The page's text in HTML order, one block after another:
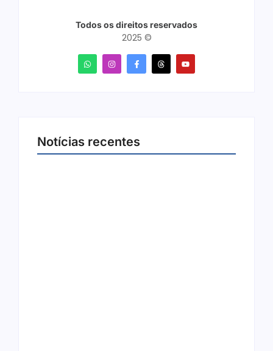
Todos os direitos reservados
2025 ©
Notícias recentes